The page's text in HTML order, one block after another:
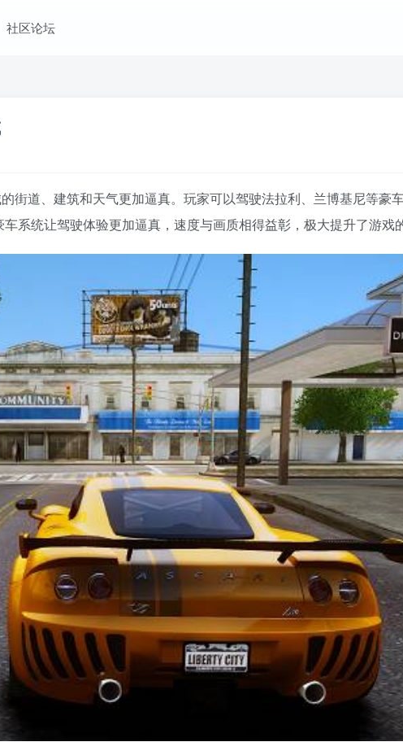
社区论坛
街道、建筑和天气更加逼真。玩家可以驾驶法拉利、兰博基尼等豪
系统让驾驶体验更加逼真，速度与画质相得益彰，极大提升了游戏